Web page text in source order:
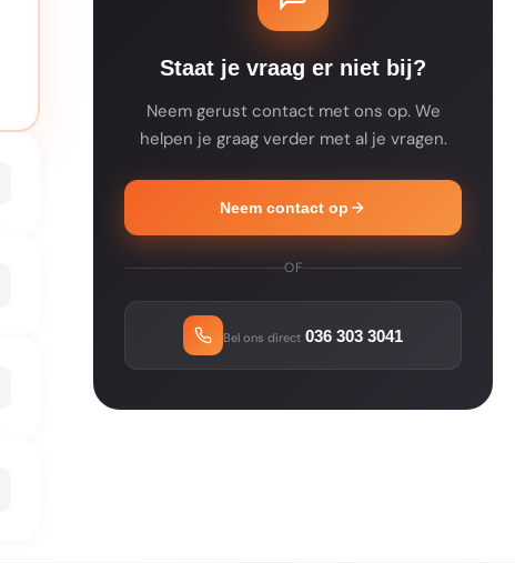
Staat je vraag er niet bij?
Neem gerust contact met ons op. We
helpen je graag verder met al je vragen.
Neem contact op
OF
Bel ons direct 036 303 3041